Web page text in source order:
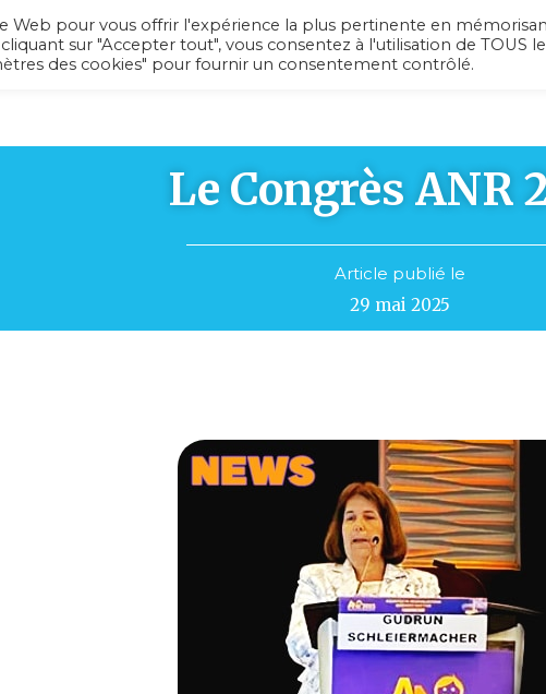
L’association Recherche
Le Congrès ANR
Article publié le
29 mai 2025
Web pour vous offrir l'expérience la plus pertinente en
sur "Accepter tout", vous consentez à l'utilisation de TOUS
des cookies" pour fournir un consentement contrôlé.